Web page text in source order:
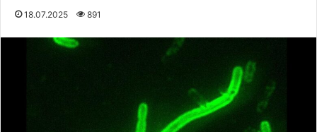
18.07.2025 891